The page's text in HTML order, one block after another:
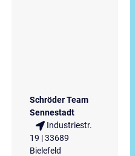
Schröder Team
Sennestadt
Industriestr.
19 | 33689
Bielefeld